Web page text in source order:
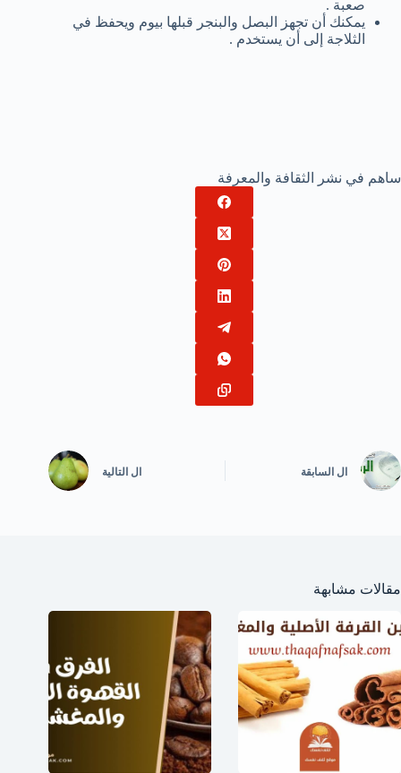
صعبة .
يمكنك أن تجهز البصل والبنجر قبلها بيوم ويحفظ في
الثلاجة إلى أن يستخدم .
ساهم في نشر الثقافة والمعرفة
ال السابقة ال التالية
مقالات مشابهة